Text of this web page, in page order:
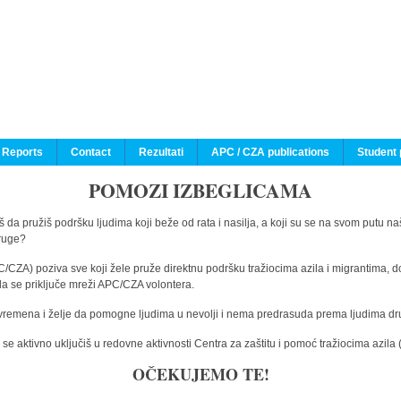
Reports Contact Rezultati APC / CZA publications Student
POMOZI IZBEGLICAMA
pružiš podršku ljudima koji beže od rata i nasilja, a koji su se na svom putu
CZA) poziva sve koji žele pruže direktnu podršku tražiocima azila i migrantima,
se priključe mreži APC/CZA volontera.
i želje da pomogne ljudima u nevolji i nema predrasuda prema ljudima
aktivno uključiš u redovne aktivnosti Centra za zaštitu i pomoć tražiocima azila
OČEKUJEMO TE!